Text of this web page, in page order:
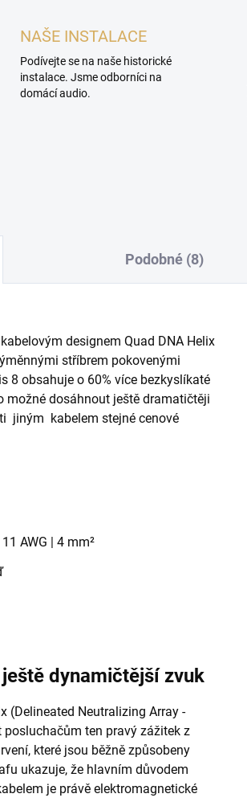
NAŠE INSTALACE
Podívejte se na naše historické
instalace. Jsme odborníci na
domácí audio.
Podobné (8)
designem Quad DNA Helix
stříbrem pokovenými
8 obsahuje o 60% více bezkyslíkaté
možné dosáhnout ještě dramatičtěji
jiným kabelem stejné cenové
11 AWG | 4 mm²
dynamičtější zvuk
(Delineated Neutralizing Array -
ten pravý zážitek z
které jsou běžně způsobeny
ukazuje, že hlavním důvodem
je právě elektromagnetické